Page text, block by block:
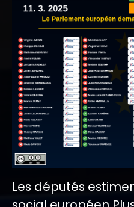
Les députés